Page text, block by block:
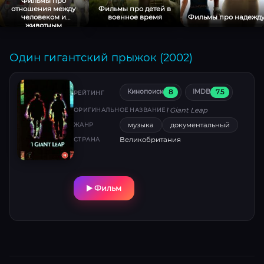
отношения между
человеком и
животным
Фильмы про детей в
военное время
Фильмы про надежду
Один гигантский прыжок (2002)
РЕЙТИНГ Кинопоиск 8 IMDB 7.5
ОРИГИНАЛЬНОЕ НАЗВАНИЕ 1 Giant Leap
ЖАНР музыка документальный
СТРАНА Великобритания
Фильм